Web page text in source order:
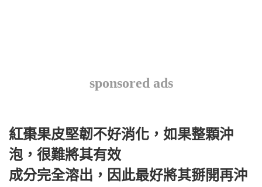
sponsored ads
紅棗果皮堅韌不好消化，如果整顆沖
泡，很難將其有效
成分完全溶出，因此最好將其掰開再沖